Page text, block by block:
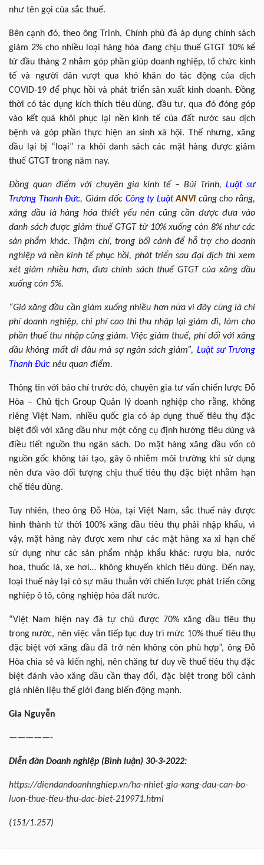
như tên gọi của sắc thuế.
Bên cạnh đó, theo ông Trinh, Chính phủ đã áp dụng chính sách
giảm 2% cho nhiều loại hàng hóa đang chịu thuế GTGT 10% kể
từ đầu tháng 2 nhằm góp phần giúp doanh nghiệp, tổ chức kinh
tế và người dân vượt qua khó khăn do tác động của dịch
COVID-19 để phục hồi và phát triển sản xuất kinh doanh. Đồng
thời có tác dụng kích thích tiêu dùng, đầu tư, qua đó đóng góp
vào kết quả khôi phục lại nền kinh tế của đất nước sau dịch
bệnh và góp phần thực hiện an sinh xã hội. Thế nhưng, xăng
dầu lại bị “loại” ra khỏi danh sách các mặt hàng được giảm
thuế GTGT trong năm nay.
Đồng quan điểm với chuyên gia kinh tế – Bùi Trinh, Luật sư
Trương Thanh Đức, Giám đốc Công ty Luật ANVI cũng cho rằng,
xăng dầu là hàng hóa thiết yếu nên cũng cần được đưa vào
danh sách được giảm thuế GTGT từ 10% xuống còn 8% như các
sản phẩm khác. Thậm chí, trong bối cảnh để hỗ trợ cho doanh
nghiệp và nền kinh tế phục hồi, phát triển sau đại dịch thì xem
xét giảm nhiều hơn, đưa chính sách thuế GTGT của xăng dầu
xuống còn 5%.
“Giá xăng đầu cần giảm xuống nhiều hơn nữa vì đây cũng là chi
phí doanh nghiệp, chi phí cao thì thu nhập lại giảm đi, làm cho
phần thuế thu nhập cũng giảm. Việc giảm thuế, phí đối với xăng
dầu không mất đi đâu mà sợ ngân sách giảm”, Luật sư Trương
Thanh Đức nêu quan điểm.
Thông tin với báo chí trước đó, chuyên gia tư vấn chiến lược Đỗ
Hòa – Chủ tịch Group Quản lý doanh nghiệp cho rằng, không
riêng Việt Nam, nhiều quốc gia có áp dụng thuế tiêu thụ đặc
biệt đối với xăng dầu như một công cụ định hướng tiêu dùng và
điều tiết nguồn thu ngân sách. Do mặt hàng xăng dầu vốn có
nguồn gốc không tái tạo, gây ô nhiễm môi trường khi sử dụng
nên đưa vào đối tượng chịu thuế tiêu thụ đặc biệt nhằm hạn
chế tiêu dùng.
Tuy nhiên, theo ông Đỗ Hòa, tại Việt Nam, sắc thuế này được
hình thành từ thời 100% xăng dầu tiêu thụ phải nhập khẩu, vì
vậy, mặt hàng này được xem như các mặt hàng xa xỉ hạn chế
sử dụng như các sản phẩm nhập khẩu khác: rượu bia, nước
hoa, thuốc lá, xe hơi… không khuyến khích tiêu dùng. Đến nay,
loại thuế này lại có sự mâu thuẫn với chiến lược phát triển công
nghiệp ô tô, công nghiệp hóa đất nước.
“Việt Nam hiện nay đã tự chủ được 70% xăng dầu tiêu thụ
trong nước, nên việc vẫn tiếp tục duy trì mức 10% thuế tiêu thụ
đặc biệt với xăng dầu đã trở nên không còn phù hợp”, ông Đỗ
Hòa chia sẻ và kiến nghị, nên chăng tư duy về thuế tiêu thụ đặc
biệt đánh vào xăng dầu cần thay đổi, đặc biệt trong bối cảnh
giá nhiên liệu thế giới đang biến động mạnh.
Gia Nguyễn
—————-
Diễn đàn Doanh nghiệp (Bình luận) 30-3-2022:
https://diendandoanhnghiep.vn/ha-nhiet-gia-xang-dau-can-bo-
luon-thue-tieu-thu-dac-biet-219971.html
(151/1.257)